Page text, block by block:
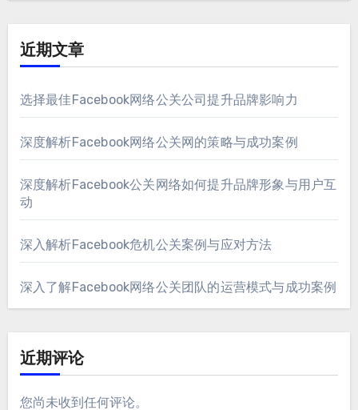
近期文章
选择最佳Facebook网络公关公司提升品牌影响力
深度解析Facebook网络公关网的策略与成功案例
深度解析Facebook公关网络如何提升品牌形象与用户互
动
深入解析Facebook危机公关案例与应对方法
深入了解Facebook网络公关团队的运营模式与成功案例
近期评论
您尚未收到任何评论。